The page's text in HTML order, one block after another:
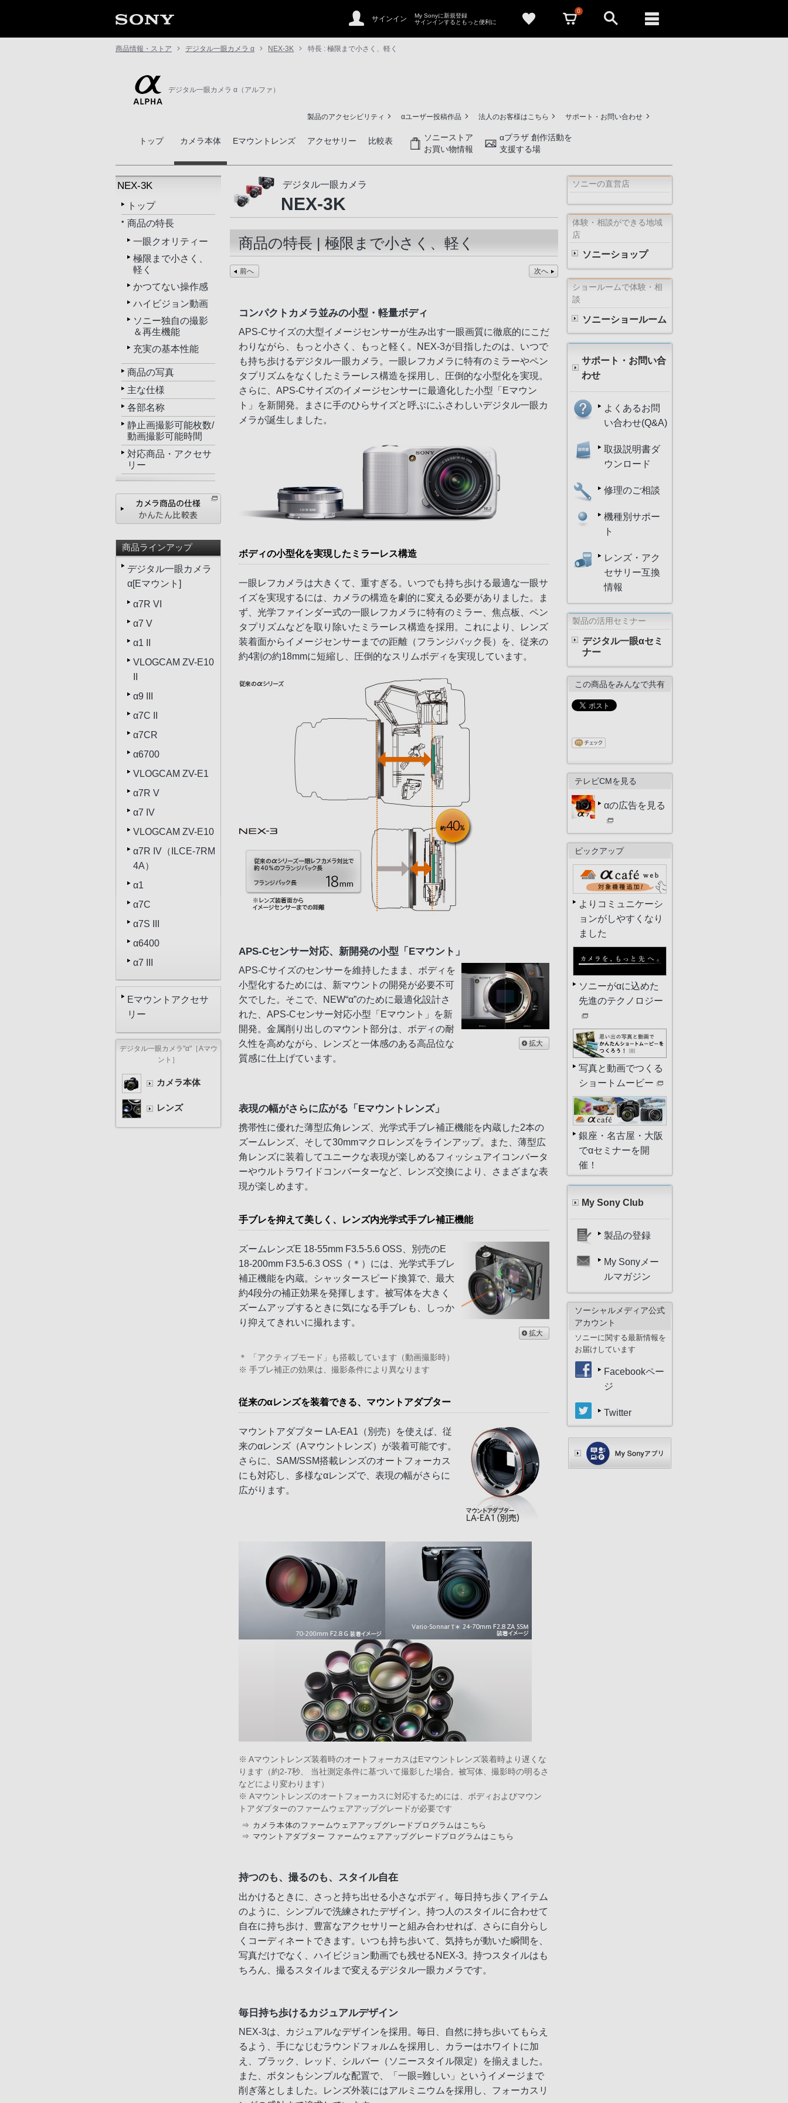
サインイン
My Sonyに新規登録
サインインするともっと便利に
0
商品情報・ストア デジタル一眼カメラ α NEX-3K 特長 : 極限まで小さく、軽く
デジタル一眼カメラ α（アルファ）
製品のアクセシビリティ αユーザー投稿作品 法人のお客様はこちら サポート・お問い合わせ
トップ カメラ本体 Eマウントレンズ アクセサリー 比較表
ソニーストア
お買い物情報
αプラザ 創作活動を
支援する場
NEX-3K
トップ
商品の特長
一眼クオリティー
極限まで小さく、
軽く
かつてない操作感
ハイビジョン動画
ソニー独自の撮影
＆再生機能
充実の基本性能
商品の写真
主な仕様
各部名称
静止画撮影可能枚数/
動画撮影可能時間
対応商品・アクセサ
リー
商品ラインアップ
デジタル一眼カメラ
α[Eマウント]
α7R VI
α7 V
α1 II
VLOGCAM ZV-E10
α9 III
α7C II
α7CR
α6700
VLOGCAM ZV-E1
α7R V
α7 IV
VLOGCAM ZV-E10
α7R IV（ILCE-7RM
4A）
α1
α7C
α7S III
α6400
α7 III
Eマウントアクセサ
リー
デジタル一眼カメラ"α"［Aマウ
ント］
カメラ本体
レンズ
デジタル一眼カメラ
NEX-3K
商品の特長 | 極限まで小さく、軽く
前へ 次へ
コンパクトカメラ並みの小型・軽量ボディ
APS-Cサイズの大型イメージセンサーが生み出す一眼画質に徹底的にこだ
わりながら、もっと小さく、もっと軽く。NEX-3が目指したのは、いつで
も持ち歩けるデジタル一眼カメラ。一眼レフカメラに特有のミラーやペン
タプリズムをなくしたミラーレス構造を採用し、圧倒的な小型化を実現。
さらに、APS-Cサイズのイメージセンサーに最適化した小型「Eマウン
ト」を新開発。まさに手のひらサイズと呼ぶにふさわしいデジタル一眼カ
メラが誕生しました。
ボディの小型化を実現したミラーレス構造
一眼レフカメラは大きくて、重すぎる。いつでも持ち歩ける最適な一眼サ
イズを実現するには、カメラの構造を劇的に変える必要がありました。ま
ず、光学ファインダー式の一眼レフカメラに特有のミラー、焦点板、ペン
タプリズムなどを取り除いたミラーレス構造を採用。これにより、レンズ
装着面からイメージセンサーまでの距離（フランジバック長）を、従来の
約4割の約18mmに短縮し、圧倒的なスリムボディを実現しています。
APS-Cセンサー対応、新開発の小型「Eマウント」
APS-Cサイズのセンサーを維持したまま、ボディを
小型化するためには、新マウントの開発が必要不可
欠でした。そこで、NEW“α”のために最適化設計さ
れた、APS-Cセンサー対応小型「Eマウント」を新
開発。金属削り出しのマウント部分は、ボディの耐
久性を高めながら、レンズと一体感のある高品位な
質感に仕上げています。
拡大
表現の幅がさらに広がる「Eマウントレンズ」
携帯性に優れた薄型広角レンズ、光学式手ブレ補正機能を内蔵した2本の
ズームレンズ、そして30mmマクロレンズをラインアップ。また、薄型広
角レンズに装着してユニークな表現が楽しめるフィッシュアイコンバータ
ーやウルトラワイドコンバーターなど、レンズ交換により、さまざまな表
現が楽しめます。
手ブレを抑えて美しく、レンズ内光学式手ブレ補正機能
ズームレンズE 18-55mm F3.5-5.6 OSS、別売のE
18-200mm F3.5-6.3 OSS（＊）には、光学式手ブレ
補正機能を内蔵。シャッタースピード換算で、最大
約4段分の補正効果を発揮します。被写体を大きく
ズームアップするときに気になる手ブレも、しっか
り抑えてきれいに撮れます。
拡大
＊ 「アクティブモード」も搭載しています（動画撮影時）
※ 手ブレ補正の効果は、撮影条件により異なります
従来のαレンズを装着できる、マウントアダプター
マウントアダプター LA-EA1（別売）を使えば、従
来のαレンズ（Aマウントレンズ）が装着可能です。
さらに、SAM/SSM搭載レンズのオートフォーカス
にも対応し、多様なαレンズで、表現の幅がさらに
広がります。
※ Aマウントレンズ装着時のオートフォーカスはEマウントレンズ装着時より遅くな
ります（約2-7秒、 当社測定条件に基づいて撮影した場合。被写体、撮影時の明るさ
などにより変わります）
※ Aマウントレンズのオートフォーカスに対応するためには、ボディおよびマウン
トアダプターのファームウェアアップグレードが必要です
⇒ カメラ本体のファームウェアアップグレードプログラムはこちら
⇒ マウントアダプター ファームウェアアップグレードプログラムはこちら
持つのも、撮るのも、スタイル自在
出かけるときに、さっと持ち出せる小さなボディ。毎日持ち歩くアイテム
のように、シンプルで洗練されたデザイン。持つ人のスタイルに合わせて
自在に持ち歩け、豊富なアクセサリーと組み合わせれば、さらに自分らし
くコーディネートできます。いつも持ち歩いて、気持ちが動いた瞬間を、
写真だけでなく、ハイビジョン動画でも残せるNEX-3。持つスタイルはも
ちろん、撮るスタイルまで変えるデジタル一眼カメラです。
毎日持ち歩けるカジュアルデザイン
NEX-3は、カジュアルなデザインを採用。毎日、自然に持ち歩いてもらえ
るよう、手になじむラウンドフォルムを採用し、カラーはホワイトに加
え、ブラック、レッド、シルバー（ソニースタイル限定）を揃えました。
また、ボタンもシンプルな配置で、「一眼=難しい」というイメージまで
削ぎ落としました。レンズ外装にはアルミニウムを採用し、フォーカスリ
ソニーの直営店
体験・相談ができる地域
店
ソニーショップ
ショールームで体験・相
談
ソニーショールーム
サポート・お問い合
わせ
よくあるお問
い合わせ(Q&A)
取扱説明書ダ
ウンロード
修理のご相談
機種別サポー
ト
レンズ・アク
セサリー互換
情報
製品の活用セミナー
デジタル一眼αセミ
ナー
この商品をみんなで共有
テレビCMを見る
αの広告を見る
ピックアップ
よりコミュニケーシ
ョンがしやすくなり
ました
ソニーがαに込めた
先進のテクノロジー
写真と動画でつくる
ショートムービー
銀座・名古屋・大阪
でαセミナーを開
催！
My Sony Club
製品の登録
My Sonyメー
ルマガジン
ソーシャルメディア公式
アカウント
ソニーに関する最新情報を
お届けしています
Facebookペー
ジ
Twitter